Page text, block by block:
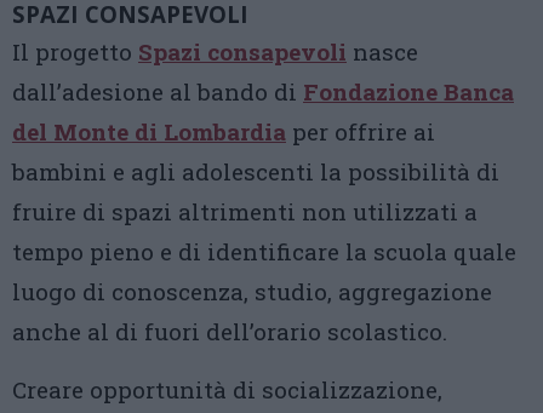
SPAZI CONSAPEVOLI
Il progetto Spazi consapevoli nasce
dall’adesione al bando di Fondazione Banca
del Monte di Lombardia per offrire ai
bambini e agli adolescenti la possibilità di
fruire di spazi altrimenti non utilizzati a
tempo pieno e di identificare la scuola quale
luogo di conoscenza, studio, aggregazione
anche al di fuori dell’orario scolastico.
Creare opportunità di socializzazione,